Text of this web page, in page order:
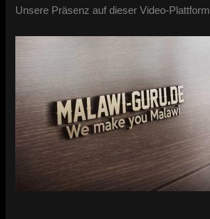
Channel
Unsere Präsenz auf dieser Video-Plattform